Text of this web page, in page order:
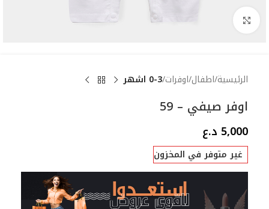
Click to enlarge
الرئيسية اطفال اوفرات 0-3 اشهر
اوفر صيفي – 59
5,000 د.ع
غير متوفر في المخزون